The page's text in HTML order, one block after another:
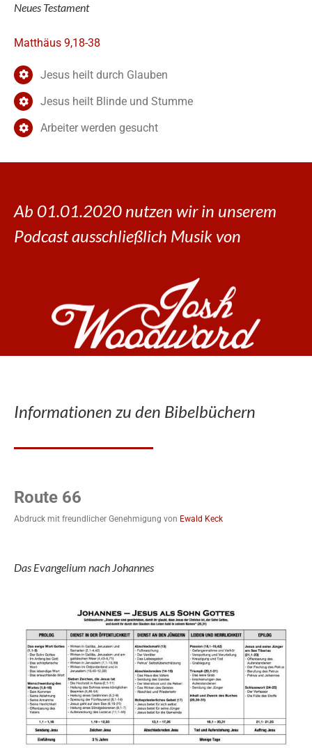
Neues Testament
Matthäus 9,18-38
Jesus heilt durch Glauben
Jesus heilt Blinde und Stumme
Arbeiter werden gesucht
Ab 01.01.2020 nutzen wir in unserem
Podcast ausschließlich Musik von
Informationen zu den Bibelbüchern
Route 66
Abdruck mit freundlicher Genehmigung von Ewald Keck
Das Evangelium nach Johannes